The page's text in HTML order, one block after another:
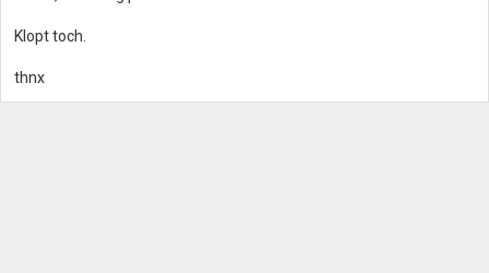
Klopt toch.
thnx